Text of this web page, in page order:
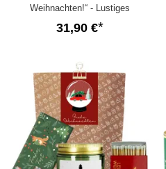
Weihnachten!“ - Lustiges
Weihnachtsgeschenk (Set 10)
31,90 €